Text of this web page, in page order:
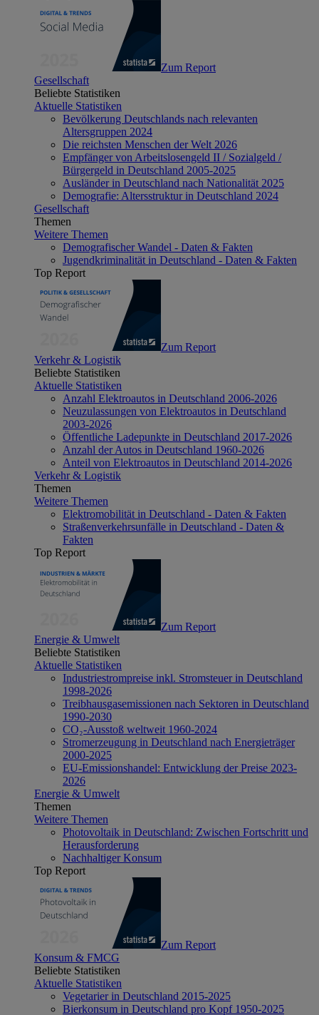
Zum Report
Gesellschaft
Beliebte Statistiken
Aktuelle Statistiken
Bevölkerung Deutschlands nach relevanten
Altersgruppen 2024
Die reichsten Menschen der Welt 2026
Empfänger von Arbeitslosengeld II / Sozialgeld /
Bürgergeld in Deutschland 2005-2025
Ausländer in Deutschland nach Nationalität 2025
Demografie: Altersstruktur in Deutschland 2024
Gesellschaft
Themen
Weitere Themen
Demografischer Wandel - Daten & Fakten
Jugendkriminalität in Deutschland - Daten & Fakten
Top Report
Zum Report
Verkehr & Logistik
Beliebte Statistiken
Aktuelle Statistiken
Anzahl Elektroautos in Deutschland 2006-2026
Neuzulassungen von Elektroautos in Deutschland
2003-2026
Öffentliche Ladepunkte in Deutschland 2017-2026
Anzahl der Autos in Deutschland 1960-2026
Anteil von Elektroautos in Deutschland 2014-2026
Verkehr & Logistik
Themen
Weitere Themen
Elektromobilität in Deutschland - Daten & Fakten
Straßenverkehrsunfälle in Deutschland - Daten &
Fakten
Top Report
Zum Report
Energie & Umwelt
Beliebte Statistiken
Aktuelle Statistiken
Industriestrompreise inkl. Stromsteuer in Deutschland
1998-2026
Treibhausgasemissionen nach Sektoren in Deutschland
1990-2030
CO₂-Ausstoß weltweit 1960-2024
Stromerzeugung in Deutschland nach Energieträger
2000-2025
EU-Emissionshandel: Entwicklung der Preise 2023-
2026
Energie & Umwelt
Themen
Weitere Themen
Photovoltaik in Deutschland: Zwischen Fortschritt und
Herausforderung
Nachhaltiger Konsum
Top Report
Zum Report
Konsum & FMCG
Beliebte Statistiken
Aktuelle Statistiken
Vegetarier in Deutschland 2015-2025
Bierkonsum in Deutschland pro Kopf 1950-2025